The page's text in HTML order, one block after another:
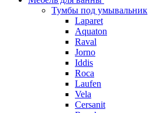
Тумбы под умывальник
Laparet
Aquaton
Raval
Jorno
Iddis
Roca
Laufen
Vela
Cersanit